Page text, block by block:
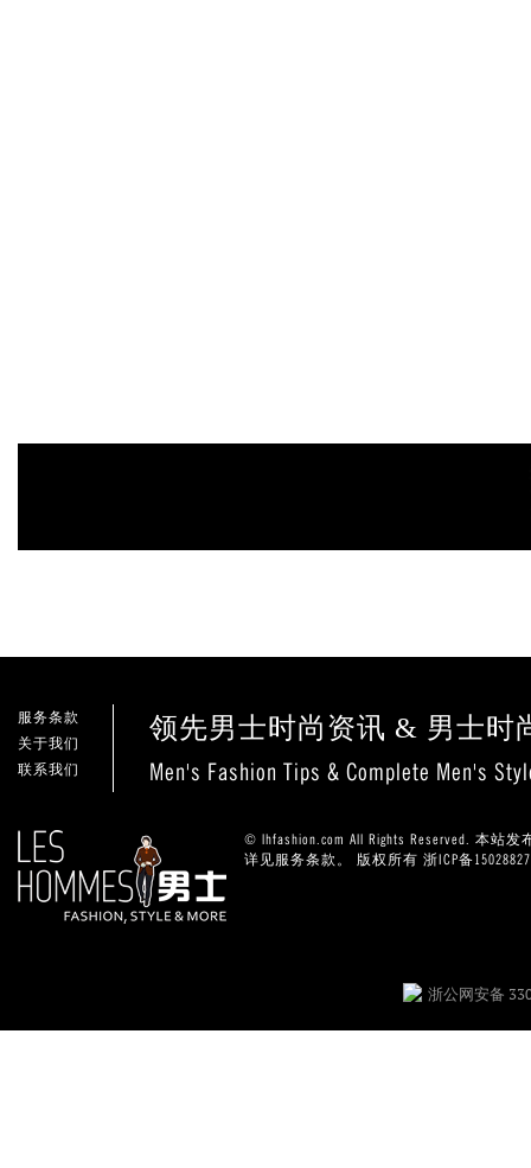
服务条款
关于我们
联系我们
领先男士时尚资讯 & 男士时
Men's Fashion Tips & Complete Men's
© lhfashion.com All Rights Reserved. 本站
详见服务条款。 版权所有 浙ICP备
浙公网安备